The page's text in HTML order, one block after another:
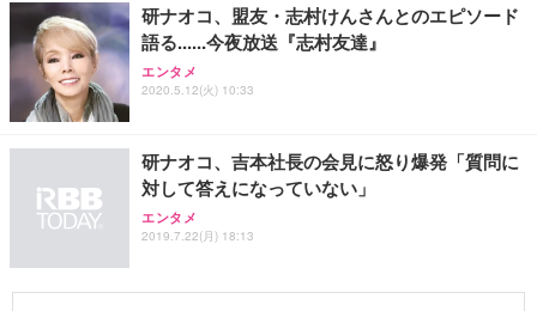
研ナオコ、盟友・志村けんさんとのエピソード
語る......今夜放送『志村友達』
エンタメ
2020.5.12(火) 10:33
研ナオコ、吉本社長の会見に怒り爆発「質問に
対して答えになっていない」
エンタメ
2019.7.22(月) 18:13